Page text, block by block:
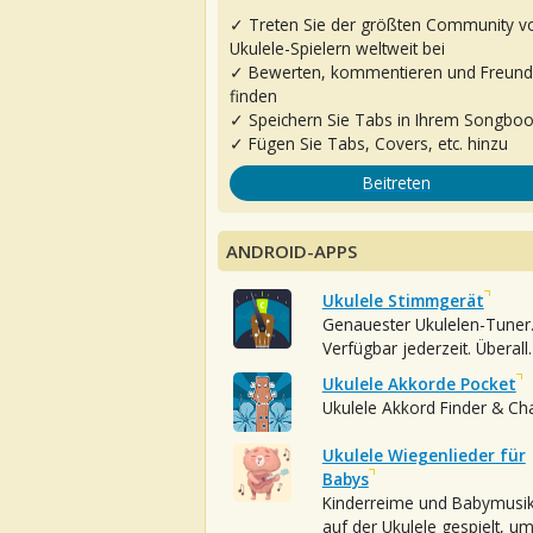
✓ Treten Sie der größten Community
Ukulele-Spielern weltweit bei
✓ Bewerten, kommentieren und
finden
✓ Speichern Sie Tabs in Ihrem
✓ Fügen Sie Tabs, Covers, etc. hinzu
Beitreten
ANDROID-APPS
Ukulele Stimmgerät
Genauester Ukulelen-Tuner.
Verfügbar jederzeit. Überall.
Ukulele Akkorde Pocket
Ukulele Akkord Finder &
Ukulele Wiegenlieder für
Babys
Kinderreime und
auf der Ukulele gespielt, um